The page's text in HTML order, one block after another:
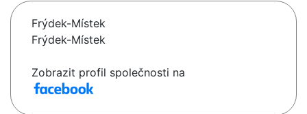
Frýdek-Místek
Frýdek-Místek
Zobrazit profil společnosti na